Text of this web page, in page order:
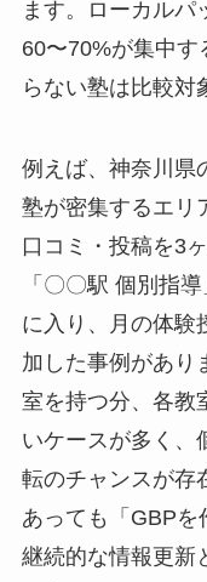
ます。ローカル
60〜70%が集中す
らない塾は比較対
例えば、神奈川県
塾が密集するエリ
口コミ・投稿を3
「〇〇駅 個別指
に入り、月の体験
加した事例があり
室を持つ分、各教
いケースが多く、
転のチャンスが存
あっても「GBPを
継続的な情報更新